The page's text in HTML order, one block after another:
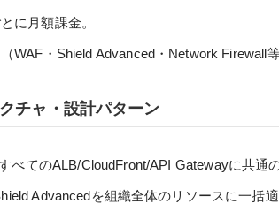
に月額課金。
WAF・Shield Advanced・Network Firewall
チャ・設計パターン
べてのALB/CloudFront/API Gatewayに共通
Advancedを組織全体のリソースに一括適